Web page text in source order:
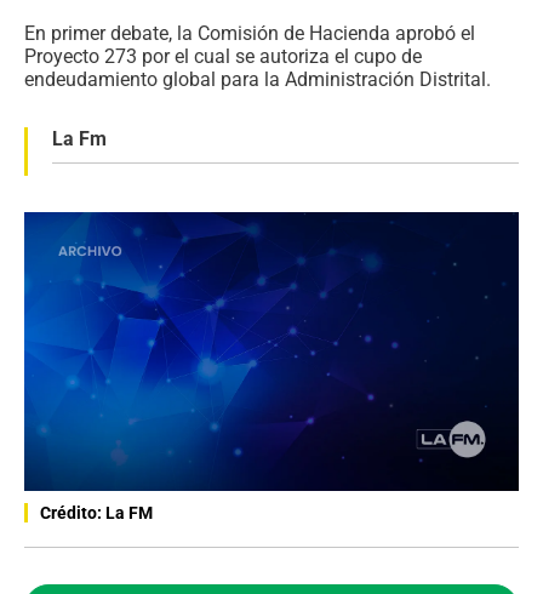
En primer debate, la Comisión de Hacienda aprobó el
Proyecto 273 por el cual se autoriza el cupo de
endeudamiento global para la Administración Distrital.
La Fm
Crédito: La FM